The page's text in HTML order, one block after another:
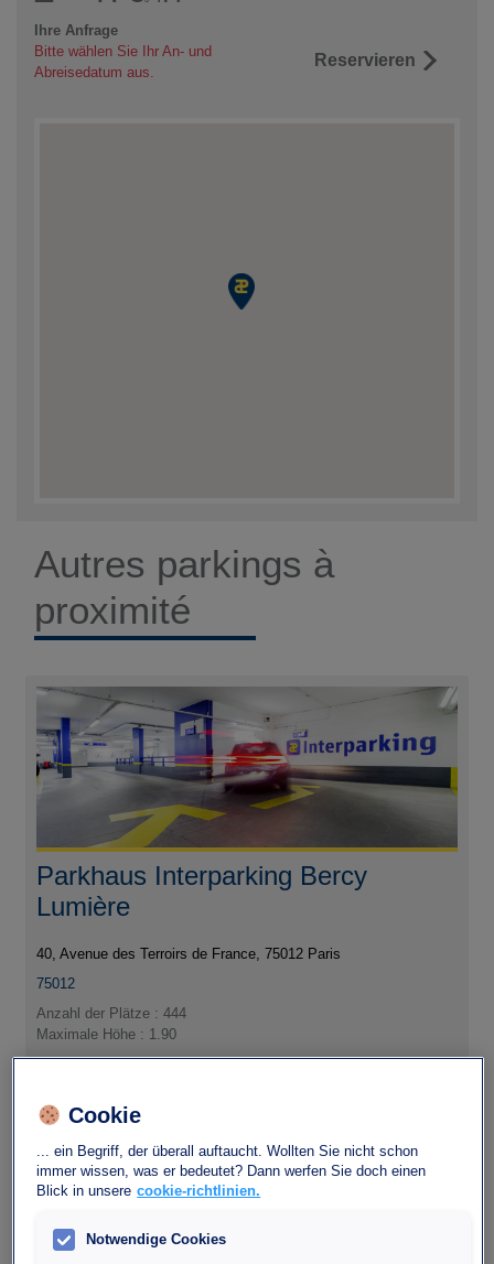
Ihre Anfrage
Bitte wählen Sie Ihr An- und
Abreisedatum aus.
Reservieren
Autres parkings à
proximité
Parkhaus Interparking Bercy
Lumière
40, Avenue des Terroirs de France, 75012 Paris
75012
Anzahl der Plätze : 444
Maximale Höhe : 1.90
Cookie
... ein Begriff, der überall auftaucht. Wollten Sie nicht schon
immer wissen, was er bedeutet? Dann werfen Sie doch einen
Blick in unsere cookie-richtlinien.
Notwendige Cookies